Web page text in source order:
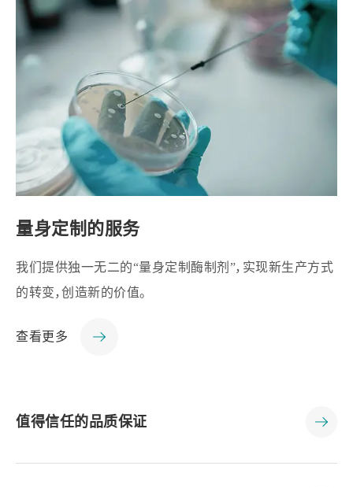
量身定制的服务
我们提供独一无二的“量身定制酶制剂”，实现新生产方式
的转变，创造新的价值。
查看更多
值得信任的品质保证